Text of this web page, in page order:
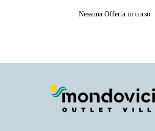
Nessuna Offerta in corso